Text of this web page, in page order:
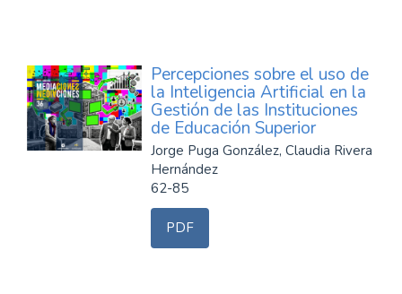
Percepciones sobre el uso de
la Inteligencia Artificial en la
Gestión de las Instituciones
de Educación Superior
Jorge Puga González, Claudia Rivera
Hernández
62-85
PDF